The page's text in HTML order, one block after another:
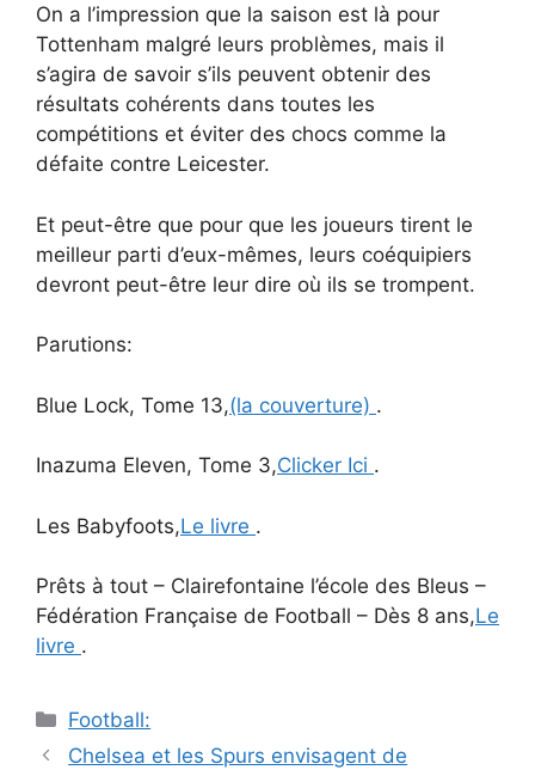
On a l’impression que la saison est là pour
Tottenham malgré leurs problèmes, mais il
s’agira de savoir s’ils peuvent obtenir des
résultats cohérents dans toutes les
compétitions et éviter des chocs comme la
défaite contre Leicester.
Et peut-être que pour que les joueurs tirent le
meilleur parti d’eux-mêmes, leurs coéquipiers
devront peut-être leur dire où ils se trompent.
Parutions:
Blue Lock, Tome 13,(la couverture) .
Inazuma Eleven, Tome 3,Clicker Ici .
Les Babyfoots,Le livre .
Prêts à tout – Clairefontaine l’école des Bleus –
Fédération Française de Football – Dès 8 ans,Le
livre .
Catégories
Football:
Navigation
Chelsea et les Spurs envisagent de